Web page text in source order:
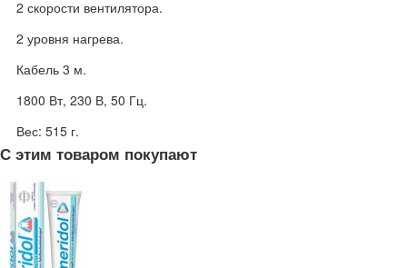
2 скорости вентилятора.
2 уровня нагрева.
Кабель 3 м.
1800 Вт, 230 В, 50 Гц.
Вес: 515 г.
С этим товаром покупают